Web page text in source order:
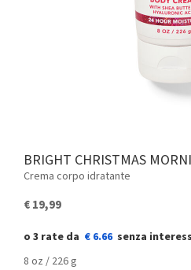
BRIGHT CHRISTMAS
Crema corpo idratante
€ 19,99
€ 6.66
8 oz / 226 g